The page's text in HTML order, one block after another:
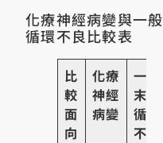
化療神經病變與一般
循環不良比較表
比
較
面
向
化療
神經
病變
一般
末梢
循環
不良